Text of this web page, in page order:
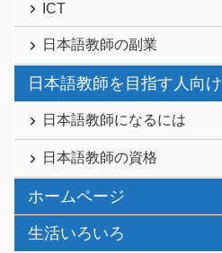
ICT
日本語教師の副業
日本語教師を目指す人向け
日本語教師になるには
日本語教師の資格
ホームページ
生活いろいろ